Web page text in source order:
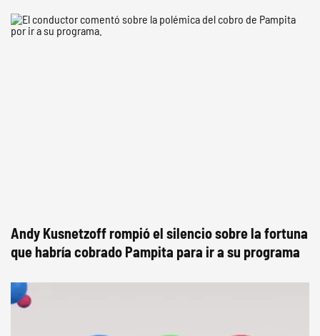
Andy Kusnetzoff rompió el silencio sobre la fortuna
que habría cobrado Pampita para ir a su programa